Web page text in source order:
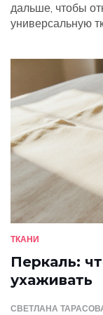
дальше, чтобы
универсальную
ТКАНИ
Перкаль:
ухаживать
СВЕТЛАНА